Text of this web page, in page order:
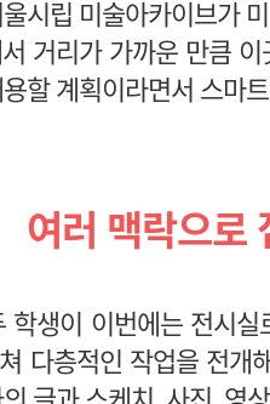
시립 미술아카이브가
거리가 가까운 만큼
할 계획이라면서 스마
여러 맥락으로
학생이 이번에는 전시
다층적인 작업을 전개